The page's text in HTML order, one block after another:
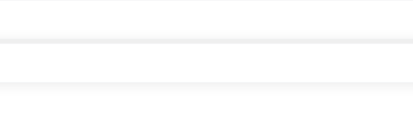
через системы электронных платежей.
материала после проверки качества и количества заказанного материала.